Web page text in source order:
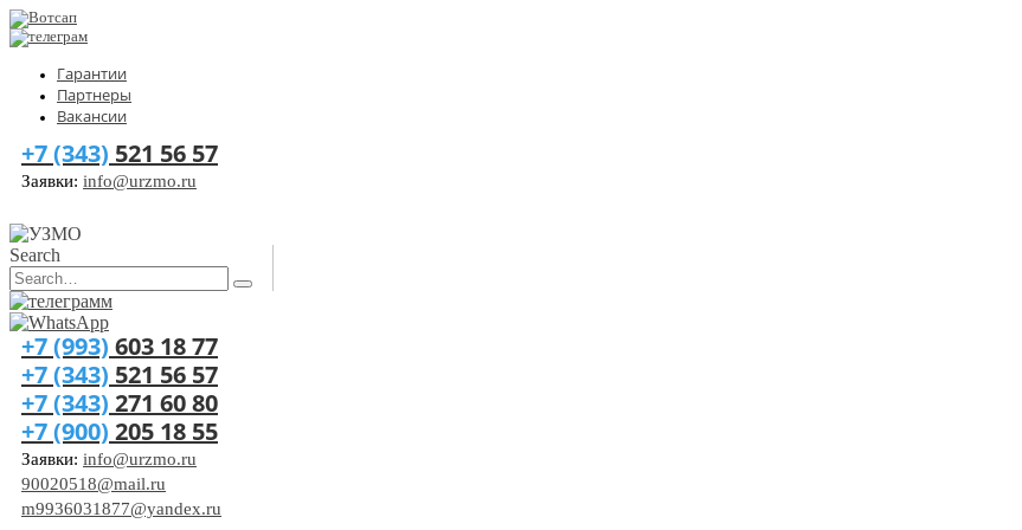
Гарантии
Партнеры
Вакансии
+7 (343) 521 56 57
Заявки: info@urzmo.ru
Search
+7 (993) 603 18 77
+7 (343) 521 56 57
+7 (343) 271 60 80
+7 (900) 205 18 55
Заявки: info@urzmo.ru
90020518@mail.ru
m9936031877@yandex.ru